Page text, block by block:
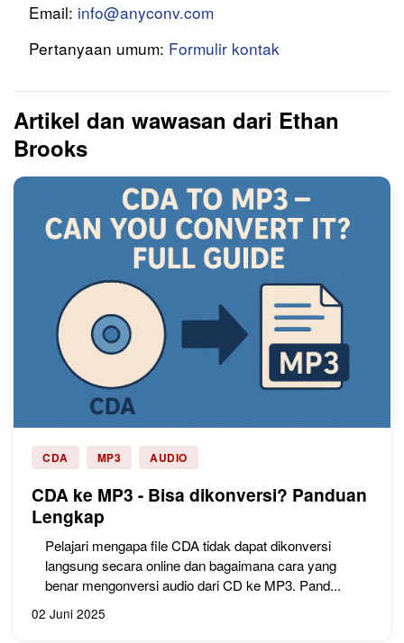
Email: info@anyconv.com
Pertanyaan umum: Formulir kontak
Artikel dan wawasan dari Ethan
Brooks
CDA MP3 AUDIO
CDA ke MP3 - Bisa dikonversi? Panduan
Lengkap
Pelajari mengapa file CDA tidak dapat dikonversi
langsung secara online dan bagaimana cara yang
benar mengonversi audio dari CD ke MP3. Pand...
02 Juni 2025